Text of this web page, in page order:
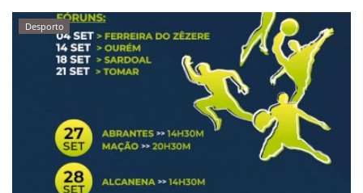
Estatuto Editorial
Cultura
Desporto